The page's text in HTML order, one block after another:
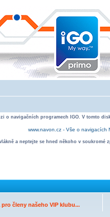
o navigačních programech IGO. V tomto
www.navon.cz - Vše o navigacích
a neptejte se hned někoho v
členy našeho VIP klubu...